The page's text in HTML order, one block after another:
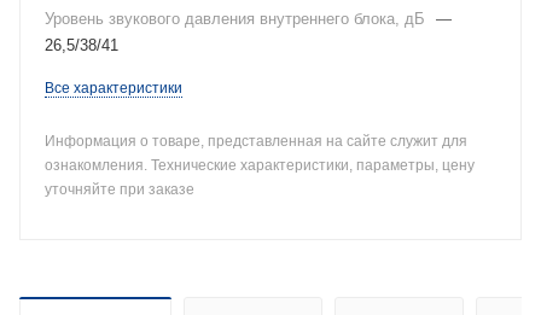
Уровень звукового давления внутреннего блока, дБ
—
26,5/38/41
Все характеристики
Информация о товаре, представленная на сайте служит для
ознакомления. Технические характеристики, параметры, цену
уточняйте при заказе